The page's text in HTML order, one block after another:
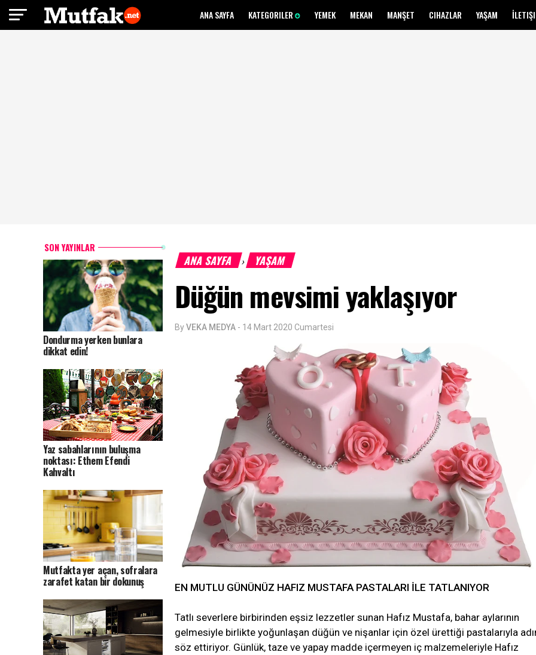
ANA SAYFA KATEGORILER YEMEK MEKAN MANŞET CIHAZLAR YAŞAM
SON YAYINLAR
Dondurma yerken bunlara
dikkat edin!
Yaz sabahlarının buluşma
noktası: Ethem Efendi
Kahvaltı
Mutfakta yer açan, sofralara
zarafet katan bir dokunuş
ANA SAYFA › YAŞAM
Düğün mevsimi yaklaşıyor
ByVEKA MEDYA - 14 Mart 2020 Cumartesi
EN MUTLU GÜNÜNÜZ HAFIZ MUSTAFA PASTALARI İLE TATLANIYOR
Tatlı severlere birbirinden eşsiz lezzetler sunan Hafız Mustafa, bahar aylarının
gelmesiyle birlikte yoğunlaşan düğün ve nişanlar için özel ürettiği pastalarıyla
söz ettiriyor. Günlük, taze ve yapay madde içermeyen iç malzemeleriyle Hafız